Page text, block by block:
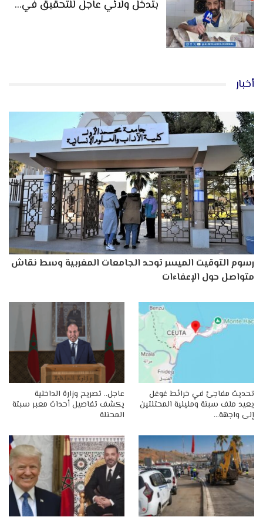
بتدخل ولائي عاجل للتحقيق في…
أخبار
رسوم التوقيت الميسر توحد الجامعات المغربية وسط نقاش
متواصل حول الإعفاءات
تحديث مفاجئ في خرائط غوغل
يعيد ملف سبتة ومليلية المحتلتين
إلى واجهة…
عاجل.. تصريح وزارة الداخلية
يكشف تفاصيل أحداث معبر سبتة
المحتلة